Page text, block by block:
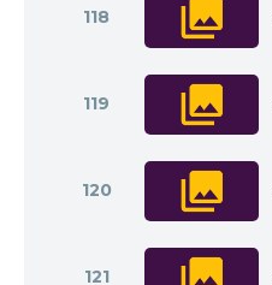
118
119
120
121